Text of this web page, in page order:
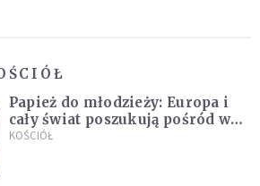
Papież do młodzieży: Europa i
cały świat poszukują pośród was
nowych świętych
KOŚCIÓŁ